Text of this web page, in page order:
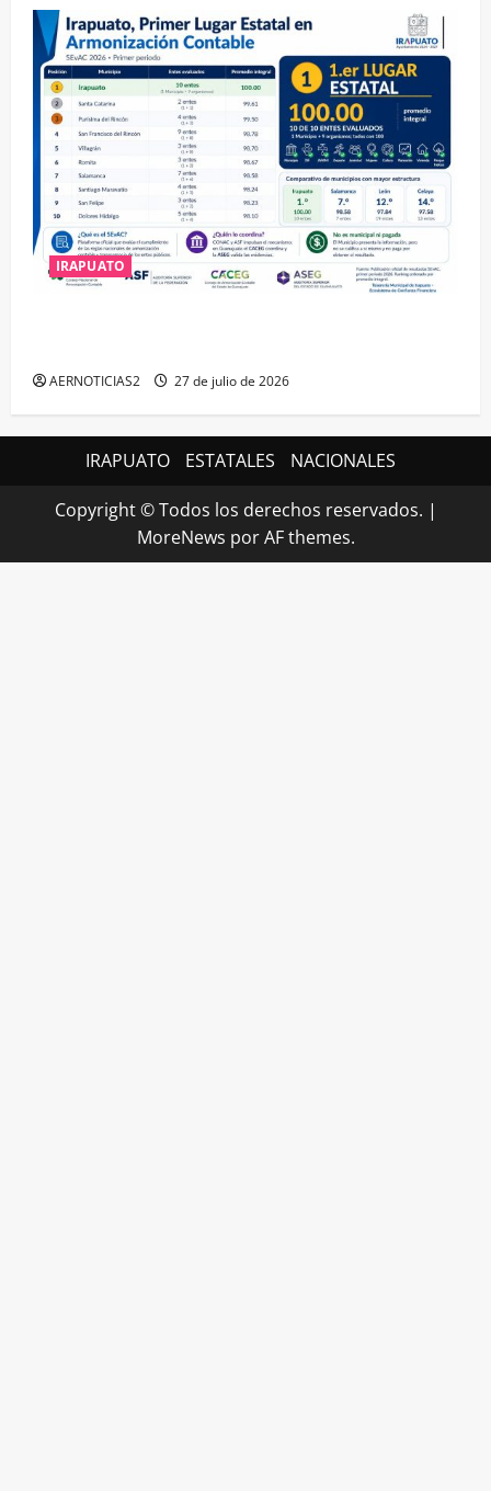
IRAPUATO
AERNOTICIAS2 27 de julio de 2026
IRAPUATO ESTATALES NACIONALES
Copyright © Todos los derechos reservados. |
MoreNews por AF themes.